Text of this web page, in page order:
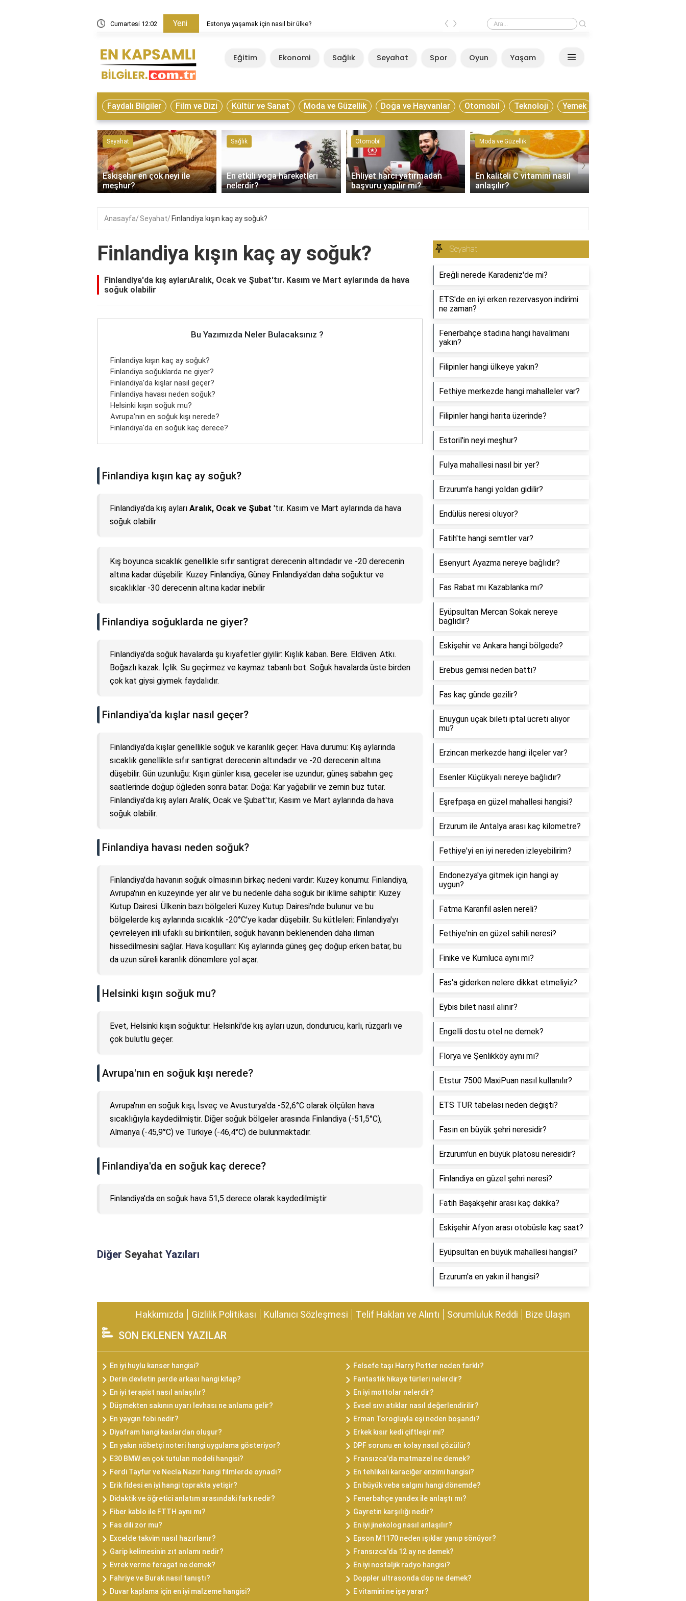
Cumartesi 12:02 Yeni Estonya yaşamak için nasıl bir ülke? Estonya yaşamak için nasıl bir ülke?
‹ ›
Eğitim Ekonomi Sağlık Seyahat Spor Oyun Yaşam
Faydalı Bilgiler Film ve Dizi Kültür ve Sanat Moda ve Güzellik Doğa ve Hayvanlar Otomobil Teknoloji Yemek
Seyahat
Eskişehir en çok neyi ile
meşhur?
Sağlık
En etkili yoga hareketleri
nelerdir?
Otomobil
Ehliyet harcı yatırmadan
başvuru yapılır mı?
Moda ve Güzellik
En kaliteli C vitamini nasıl
anlaşılır?
‹ ›
Anasayfa Seyahat Finlandiya kışın kaç ay soğuk?
Finlandiya kışın kaç ay soğuk?
Finlandiya'da kış aylarıAralık, Ocak ve Şubat'tır. Kasım ve Mart aylarında da hava
soğuk olabilir
Bu Yazımızda Neler Bulacaksınız ?
Finlandiya kışın kaç ay soğuk?
Finlandiya soğuklarda ne giyer?
Finlandiya'da kışlar nasıl geçer?
Finlandiya havası neden soğuk?
Helsinki kışın soğuk mu?
Avrupa'nın en soğuk kışı nerede?
Finlandiya'da en soğuk kaç derece?
Finlandiya kışın kaç ay soğuk?
Finlandiya'da kış ayları Aralık, Ocak ve Şubat 'tır. Kasım ve Mart aylarında da hava
soğuk olabilir
Kış boyunca sıcaklık genellikle sıfır santigrat derecenin altındadır ve -20 derecenin
altına kadar düşebilir. Kuzey Finlandiya, Güney Finlandiya'dan daha soğuktur ve
sıcaklıklar -30 derecenin altına kadar inebilir
Finlandiya soğuklarda ne giyer?
Finlandiya'da soğuk havalarda şu kıyafetler giyilir: Kışlık kaban. Bere. Eldiven. Atkı.
Boğazlı kazak. İçlik. Su geçirmez ve kaymaz tabanlı bot. Soğuk havalarda üste birden
çok kat giysi giymek faydalıdır.
Finlandiya'da kışlar nasıl geçer?
Finlandiya'da kışlar genellikle soğuk ve karanlık geçer. Hava durumu: Kış aylarında
sıcaklık genellikle sıfır santigrat derecenin altındadır ve -20 derecenin altına
düşebilir. Gün uzunluğu: Kışın günler kısa, geceler ise uzundur; güneş sabahın geç
saatlerinde doğup öğleden sonra batar. Doğa: Kar yağabilir ve zemin buz tutar.
Finlandiya'da kış ayları Aralık, Ocak ve Şubat'tır; Kasım ve Mart aylarında da hava
soğuk olabilir.
Finlandiya havası neden soğuk?
Finlandiya'da havanın soğuk olmasının birkaç nedeni vardır: Kuzey konumu: Finlandiya,
Avrupa'nın en kuzeyinde yer alır ve bu nedenle daha soğuk bir iklime sahiptir. Kuzey
Kutup Dairesi: Ülkenin bazı bölgeleri Kuzey Kutup Dairesi'nde bulunur ve bu
bölgelerde kış aylarında sıcaklık -20°C'ye kadar düşebilir. Su kütleleri: Finlandiya'yı
çevreleyen irili ufaklı su birikintileri, soğuk havanın beklenenden daha ılıman
hissedilmesini sağlar. Hava koşulları: Kış aylarında güneş geç doğup erken batar, bu
da uzun süreli karanlık dönemlere yol açar.
Helsinki kışın soğuk mu?
Evet, Helsinki kışın soğuktur. Helsinki'de kış ayları uzun, dondurucu, karlı, rüzgarlı ve
çok bulutlu geçer.
Avrupa'nın en soğuk kışı nerede?
Avrupa'nın en soğuk kışı, İsveç ve Avusturya'da -52,6°C olarak ölçülen hava
sıcaklığıyla kaydedilmiştir. Diğer soğuk bölgeler arasında Finlandiya (-51,5°C),
Almanya (-45,9°C) ve Türkiye (-46,4°C) de bulunmaktadır.
Finlandiya'da en soğuk kaç derece?
Finlandiya'da en soğuk hava 51,5 derece olarak kaydedilmiştir.
Diğer Seyahat Yazıları
Seyahat
Ereğli nerede Karadeniz'de mi?
ETS'de en iyi erken rezervasyon indirimi
ne zaman?
Fenerbahçe stadına hangi havalimanı
yakın?
Filipinler hangi ülkeye yakın?
Fethiye merkezde hangi mahalleler var?
Filipinler hangi harita üzerinde?
Estoril'in neyi meşhur?
Fulya mahallesi nasıl bir yer?
Erzurum'a hangi yoldan gidilir?
Endülüs neresi oluyor?
Fatih'te hangi semtler var?
Esenyurt Ayazma nereye bağlıdır?
Fas Rabat mı Kazablanka mı?
Eyüpsultan Mercan Sokak nereye
bağlıdır?
Eskişehir ve Ankara hangi bölgede?
Erebus gemisi neden battı?
Fas kaç günde gezilir?
Enuygun uçak bileti iptal ücreti alıyor
mu?
Erzincan merkezde hangi ilçeler var?
Esenler Küçükyalı nereye bağlıdır?
Eşrefpaşa en güzel mahallesi hangisi?
Erzurum ile Antalya arası kaç kilometre?
Fethiye'yi en iyi nereden izleyebilirim?
Endonezya'ya gitmek için hangi ay
uygun?
Fatma Karanfil aslen nereli?
Fethiye'nin en güzel sahili neresi?
Finike ve Kumluca aynı mı?
Fas'a giderken nelere dikkat etmeliyiz?
Eybis bilet nasıl alınır?
Engelli dostu otel ne demek?
Florya ve Şenlikköy aynı mı?
Etstur 7500 MaxiPuan nasıl kullanılır?
ETS TUR tabelası neden değişti?
Fasın en büyük şehri neresidir?
Erzurum'un en büyük platosu neresidir?
Finlandiya en güzel şehri neresi?
Fatih Başakşehir arası kaç dakika?
Eskişehir Afyon arası otobüsle kaç saat?
Eyüpsultan en büyük mahallesi hangisi?
Erzurum'a en yakın il hangisi?
Hakkımızda Gizlilik Politikası Kullanıcı Sözleşmesi Telif Hakları ve Alıntı Sorumluluk Reddi Bize Ulaşın
SON EKLENEN YAZILAR
En iyi huylu kanser hangisi?
Felsefe taşı Harry Potter neden farklı?
Derin devletin perde arkası hangi kitap?
Fantastik hikaye türleri nelerdir?
En iyi terapist nasıl anlaşılır?
En iyi mottolar nelerdir?
Düşmekten sakının uyarı levhası ne anlama gelir?
Evsel sıvı atıklar nasıl değerlendirilir?
En yaygın fobi nedir?
Erman Torogluyla eşi neden boşandı?
Diyafram hangi kaslardan oluşur?
Erkek kısır kedi çiftleşir mi?
En yakın nöbetçi noteri hangi uygulama gösteriyor?
DPF sorunu en kolay nasıl çözülür?
E30 BMW en çok tutulan modeli hangisi?
Fransızca'da matmazel ne demek?
Ferdi Tayfur ve Necla Nazır hangi filmlerde oynadı?
En tehlikeli karaciğer enzimi hangisi?
Erik fidesi en iyi hangi toprakta yetişir?
En büyük veba salgını hangi dönemde?
Didaktik ve öğretici anlatım arasındaki fark nedir?
Fenerbahçe yandex ile anlaştı mı?
Fiber kablo ile FTTH aynı mı?
Gayretin karşılığı nedir?
Fas dili zor mu?
En iyi jinekolog nasıl anlaşılır?
Excelde takvim nasıl hazırlanır?
Epson M1170 neden ışıklar yanıp sönüyor?
Garip kelimesinin zıt anlamı nedir?
Fransızca'da 12 ay ne demek?
Evrek verme feragat ne demek?
En iyi nostaljik radyo hangisi?
Fahriye ve Burak nasıl tanıştı?
Doppler ultrasonda dop ne demek?
Duvar kaplama için en iyi malzeme hangisi?
E vitamini ne işe yarar?